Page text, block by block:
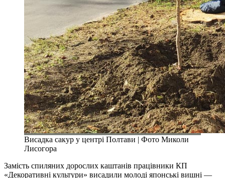
Висадка сакур у центрі Полтави | Фото Миколи
Лисогора
Замість спиляних дорослих каштанів працівники КП
«Декоративні культури» висадили молоді японські вишні —